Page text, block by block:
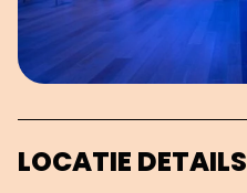
LOCATIE DETAILS